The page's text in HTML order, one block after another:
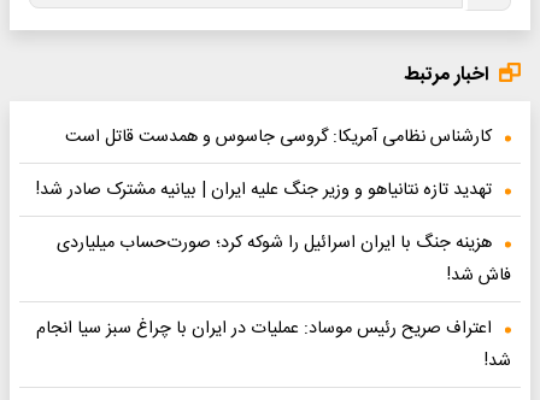
اخبار مرتبط
کارشناس نظامی آمریکا: گروسی جاسوس و همدست قاتل است
تهدید تازه نتانیاهو و وزیر جنگ علیه ایران | بیانیه مشترک صادر شد!
هزینه جنگ با ایران اسرائیل را شوکه کرد؛ صورت‌حساب میلیاردی
فاش شد!
اعتراف صریح رئیس موساد: عملیات در ایران با چراغ سبز سیا انجام
شد!